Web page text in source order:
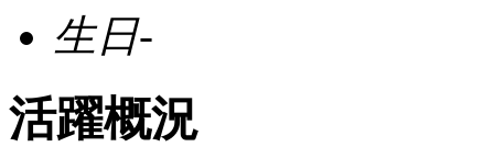
生日-
活躍概況